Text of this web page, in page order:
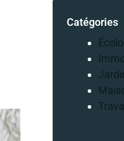
Catégories